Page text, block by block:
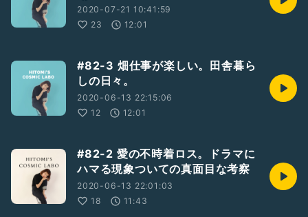
2020-07-21 10:41:59
23
12:01
#82-3 畑仕事が楽しい。田舎暮ら
しの日々。
2020-06-13 22:15:06
12
12:01
#82-2 愛の不時着ロス。ドラマに
ハマる現象ついての真面目な考察
2020-06-13 22:01:03
18
11:43